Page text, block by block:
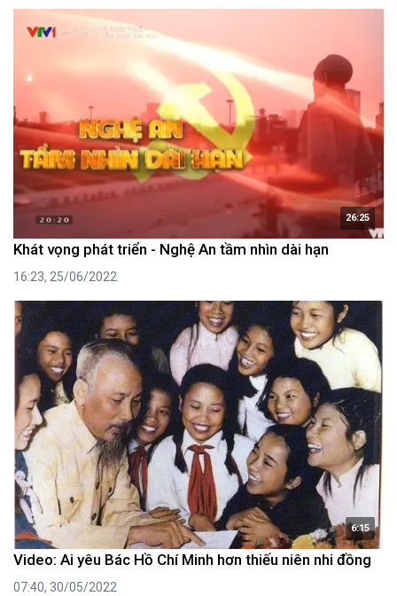
26:25
Khát vọng phát triển - Nghệ An tầm nhìn dài hạn
16:23, 25/06/2022
6:15
Video: Ai yêu Bác Hồ Chí Minh hơn thiếu niên nhi đồng
07:40, 30/05/2022